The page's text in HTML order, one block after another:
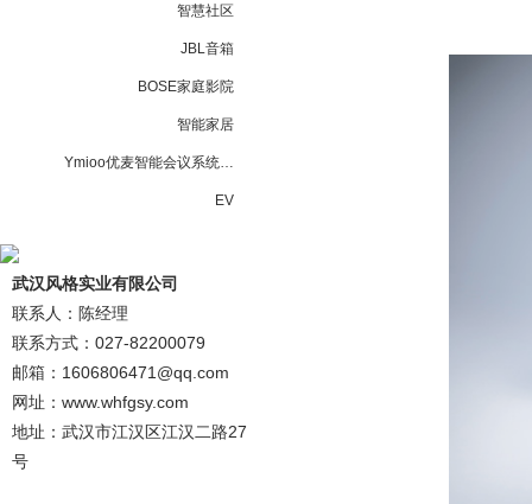
智慧社区
JBL音箱
BOSE家庭影院
智能家居
Ymioo优麦智能会议系统…
EV
武汉风格实业有限公司
联系人：陈经理
联系方式：027-82200079
邮箱：1606806471@qq.com
网址：www.whfgsy.com
地址：武汉市江汉区江汉二路27
号